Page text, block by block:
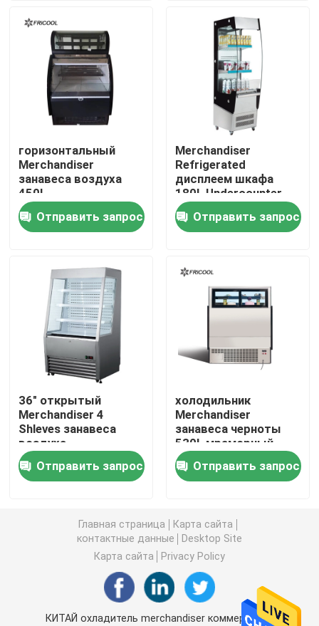
Наша фабрика
контроль качества
контактные данные
Все случаи
Refrigerated витринный шкаф пекарни
Стеклянные Merchandisers двери
замораживатель дисплея мороженого
под встречным замораживателем холодильника
Refrigerated таблица подготовки
Холодильник занавеса воздуха
охладитель дисплея мяса
Коммерчески создатель льда
горизонтальный
Merchandiser
занавеса воздуха
450L
Отправить запрос
Merchandiser
Refrigerated
дисплеем шкафа
180L Undercounter
воздуха занавеса
ETLОтправить запрос
36" открытый
Merchandiser 4
Shleves занавеса
воздуха
Undercounter
Отправить запрос
холодильник
Merchandiser
занавеса черноты
530L мраморный
вертикальный под
открытым небом
Отправить запрос
Главная страница
Карта сайта
контактные данные
Desktop Site
Карта сайта
Privacy Policy
КИТАЙ охладитель merchandiser коммерчески